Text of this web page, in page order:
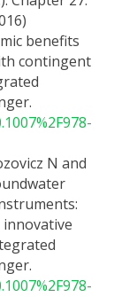
benefits
contingent
N and